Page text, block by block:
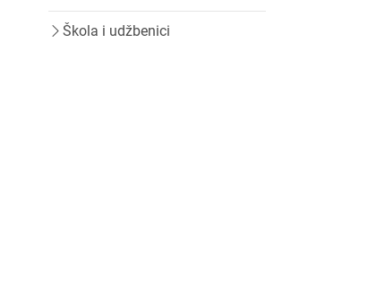
Škola i udžbenici